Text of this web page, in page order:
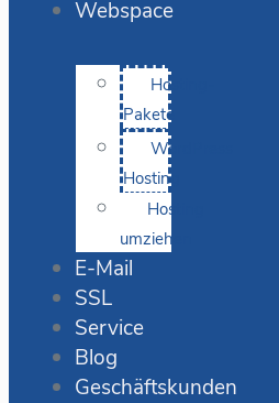
Webspace
Hosting-
Pakete
WordPress
Hosting
Hosting
umziehen
E-Mail
SSL
Service
Blog
Geschäftskunden